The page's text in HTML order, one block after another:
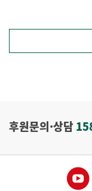
후원문의·상담